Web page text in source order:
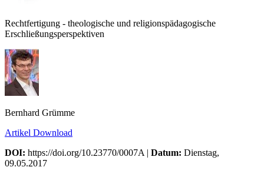
Rechtfertigung - theologische und religionspädagogische
Erschließungsperspektiven
Bernhard Grümme
Artikel Download
DOI: https://doi.org/10.23770/0007A | Datum: Dienstag,
09.05.2017